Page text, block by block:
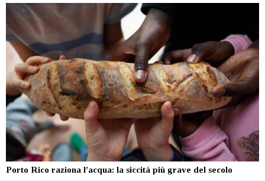
Porto Rico raziona l’acqua: la siccità più grave del secolo